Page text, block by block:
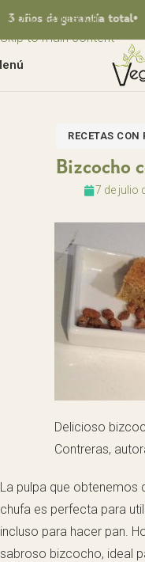
Skip to navigation
Skip to main content
de garantía total 3
RECETAS CON
Bizcocho
7 de julio
Delicioso
Contreras,
La pulpa que obtenemos
chufa es perfecta para
incluso para hacer pan.
sabroso bizcocho, ideal